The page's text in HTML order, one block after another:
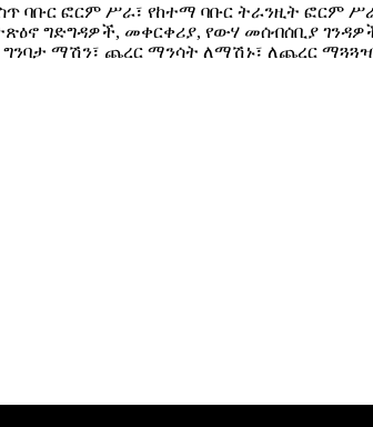
ባቡር ፎርም ሥራ፣ የከተማ ባቡር ትራንዚት ፎርም
ግድግዳዎች, መቀርቀሪያ, የውሃ መሰብሰቢያ
ግንባታ ማሽን፣ ጨረር ማንሳት ለማሽኑ፣ ለጨረር